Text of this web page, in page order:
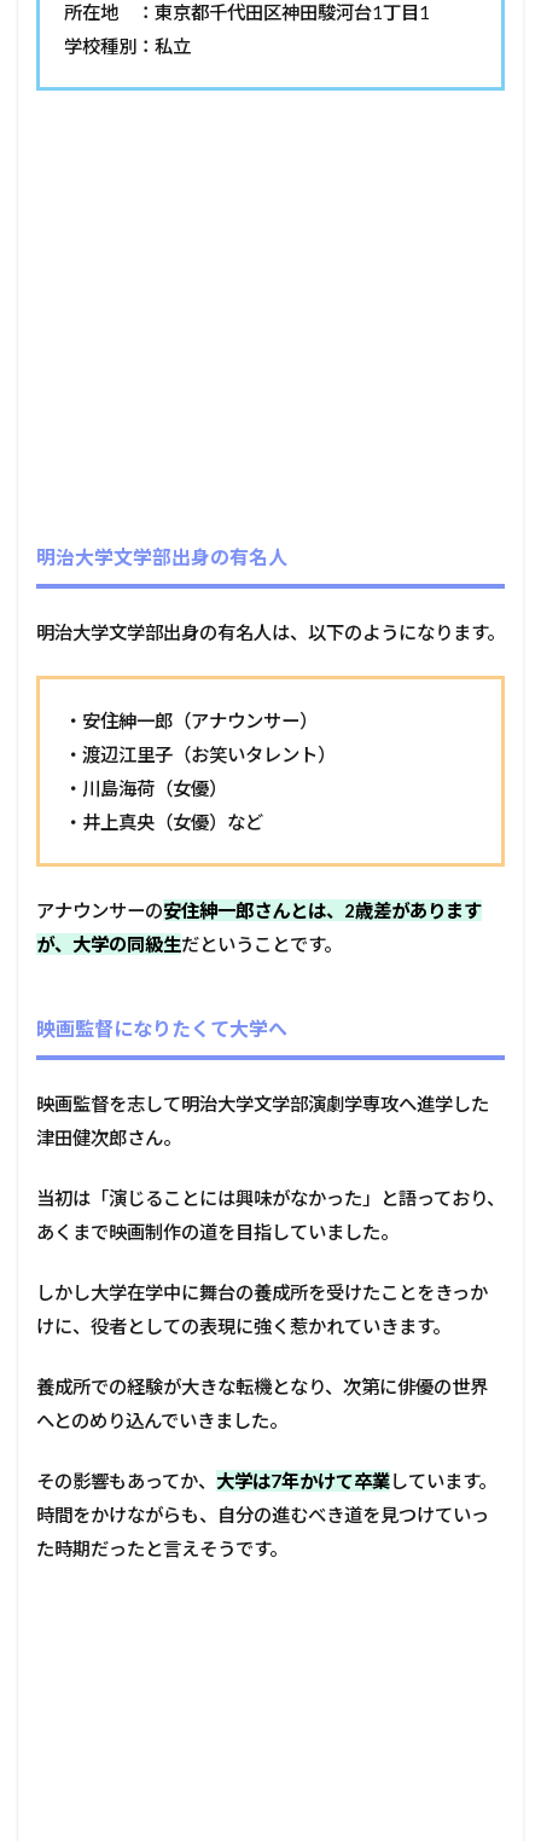
所在地 ：東京都千代田区神田駿河台1丁目1
学校種別：私立
明治大学文学部出身の有名人
明治大学文学部出身の有名人は、以下のようになります。
・安住紳一郎（アナウンサー）
・渡辺江里子（お笑いタレント）
・川島海荷（女優）
・井上真央（女優）など
アナウンサーの安住紳一郎さんとは、2歳差があります
が、大学の同級生だということです。
映画監督になりたくて大学へ
映画監督を志して明治大学文学部演劇学専攻へ進学した
津田健次郎さん。
当初は「演じることには興味がなかった」と語っており、
あくまで映画制作の道を目指していました。
しかし大学在学中に舞台の養成所を受けたことをきっか
けに、役者としての表現に強く惹かれていきます。
養成所での経験が大きな転機となり、次第に俳優の世界
へとのめり込んでいきました。
その影響もあってか、 大学は7年かけて卒業しています。
時間をかけながらも、自分の進むべき道を見つけていっ
た時期だったと言えそうです。